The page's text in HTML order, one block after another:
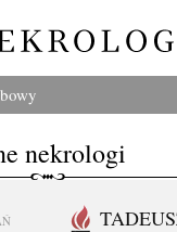
nekrologi